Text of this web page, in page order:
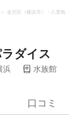
金沢区（横浜市）・八景島
ダイス
浜 水族館
口コミ